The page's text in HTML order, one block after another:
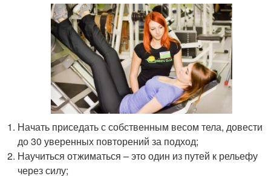
Начать приседать с собственным весом тела, довести
до 30 уверенных повторений за подход;
Научиться отжиматься – это один из путей к рельефу
через силу;